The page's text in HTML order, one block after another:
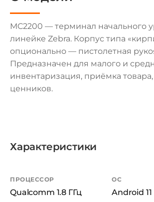
MC2200 — терминал начального
линейке Zebra. Корпус типа
опционально — пистолетная
Предназначен для малого и
инвентаризация, приёмка
ценников.
Характеристики
ПРОЦЕССОР
Qualcomm 1.8 ГГц
ОС
Android 11